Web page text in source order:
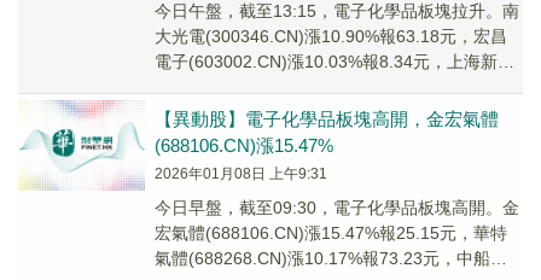
今日午盤，截至13:15，電子化學品板塊拉升。南
大光電(300346.CN)漲10.90%報63.18元，宏昌
電子(603002.CN)漲10.03%報8.34元，上海新陽
【異動股】電子化學品板塊高開，金宏氣體
(688106.CN)漲15.47%
2026年01月08日 上午9:31
今日早盤，截至09:30，電子化學品板塊高開。金
宏氣體(688106.CN)漲15.47%報25.15元，華特
氣體(688268.CN)漲10.17%報73.23元，中船特